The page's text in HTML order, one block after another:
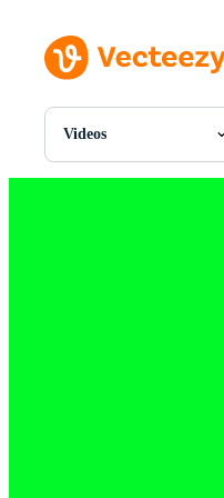
Videos
Tutte Immagini